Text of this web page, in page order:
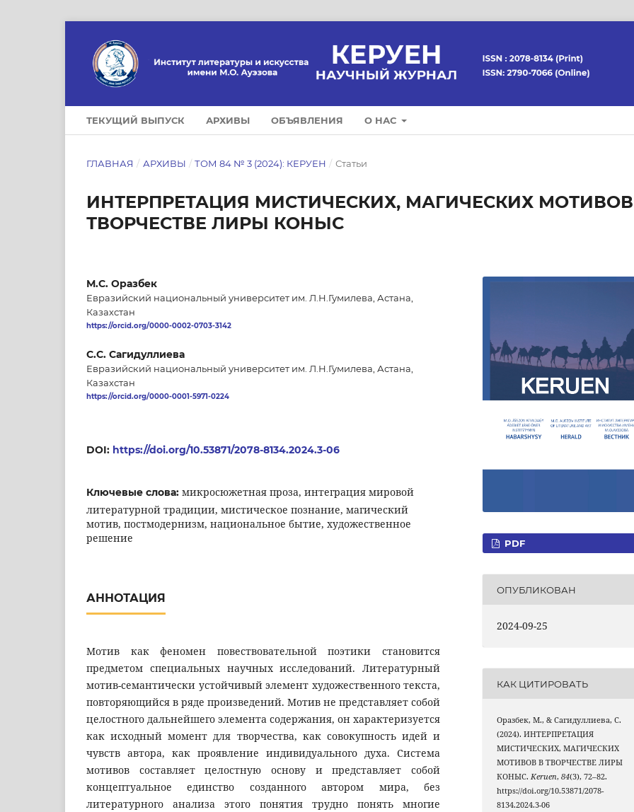
ТЕКУЩИЙ ВЫПУСК АРХИВЫ ОБЪЯВЛЕНИЯ О НАС
ГЛАВНАЯ / АРХИВЫ / ТОМ 84 № 3 (2024): КЕРУЕН / Статьи
ИНТЕРПРЕТАЦИЯ МИСТИЧЕСКИХ, МАГИЧЕСКИХ
ТВОРЧЕСТВЕ ЛИРЫ КОНЫС
М.С. Оразбек
Евразийский национальный университет им. Л.Н.Гумилева, Астана,
Казахстан
https://orcid.org/0000-0002-0703-3142
С.C. Сагидуллиева
Евразийский национальный университет им. Л.Н.Гумилева, Астана,
Казахстан
https://orcid.org/0000-0001-5971-0224
DOI: https://doi.org/10.53871/2078-8134.2024.3-06
Ключевые слова: микросюжетная проза, интеграция мировой
литературной традиции, мистическое познание, магический
мотив, постмодернизм, национальное бытие, художественное
решение
АННОТАЦИЯ
Мотив как феномен повествовательной поэтики становится
предметом специальных научных исследований. Литературный
мотив-семантически устойчивый элемент художественного текста,
повторяющийся в ряде произведений. Мотив не представляет собой
целостного дальнейшего элемента содержания, он характеризуется
как исходный момент для творчества, как совокупность идей и
чувств автора, как проявление индивидуального духа. Система
мотивов составляет целостную основу и представляет собой
концептуальное единство созданного автором мира, без
литературного анализа этого понятия трудно понять многие
PDF
ОПУБЛИКОВАН
2024-09-25
КАК ЦИТИРОВАТЬ
Оразбек, М., & Сагидуллиева, С.
(2024). ИНТЕРПРЕТАЦИЯ
МИСТИЧЕСКИХ, МАГИЧЕСКИХ
МОТИВОВ В ТВОРЧЕСТВЕ ЛИРЫ
КОНЫС.Keruen,84(3), 72–82.
https://doi.org/10.53871/2078-
8134.2024.3-06